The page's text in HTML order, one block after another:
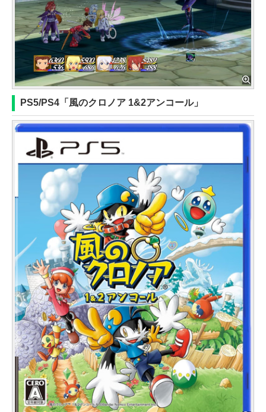
PS5/PS4「風のクロノア 1&2アンコール」